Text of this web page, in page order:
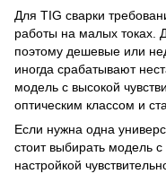
Для TIG сварки
работы на малых токах.
поэтому дешевые или
иногда срабатывают
модель с высокой
оптическим классом и
Если нужна одна
стоит выбирать модель
настройкой